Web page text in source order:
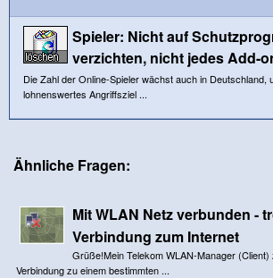
Spieler: Nicht auf
verzichten, nicht jedes Add-
Die Zahl der Online-Spieler wächst auch in Deutschland,
lohnenswertes Angriffsziel ...
Ähnliche Fragen:
Mit WLAN Netz verbunden -
Verbindung zum Internet
Grüße!Mein Telekom WLAN-Manager
Verbindung zu einem bestimmten ...